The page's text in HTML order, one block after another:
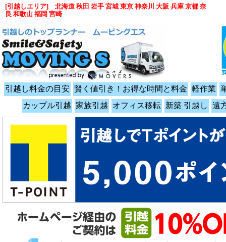
引越し料金の目安 賢く値引き！お得な時間と料金 軽作業
カップル引越 家族引越 オフィス移転 新築 引越し 遠
[引越しエリア] 北海道 秋田 岩手 宮城 東京 神奈川 大阪 兵庫 京都 奈
良 和歌山 福岡 宮崎